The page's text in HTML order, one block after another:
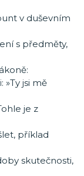
v duševním
s předměty,
»Ty jsi mě
je z
příklad
skutečnosti,